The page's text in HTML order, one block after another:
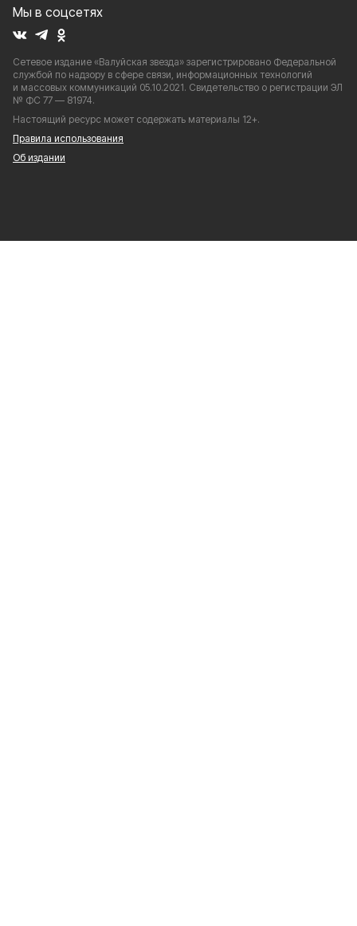
Мы в соцсетях
Сетевое издание «Валуйская звезда» зарегистрировано Федеральной
службой по надзору в сфере связи, информационных технологий
и массовых коммуникаций 05.10.2021. Свидетельство о регистрации ЭЛ
№ ФС 77 — 81974.
Настоящий ресурс может содержать материалы 12+.
Правила использования
Об издании